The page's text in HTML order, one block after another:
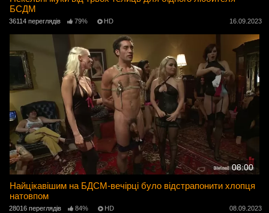
БСДМ
36114 переглядів 79% HD 16.09.2023
08:00
Найцікавішим на БДСМ-вечірці було відстрапонити хлопця
натовпом
28016 переглядів 84% HD 08.09.2023